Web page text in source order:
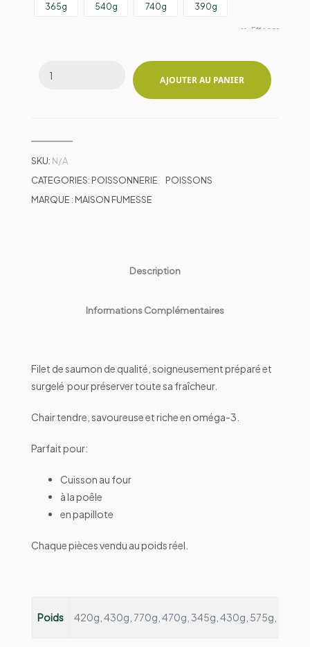
365g 540g 740g 390g
Effacer
AJOUTER AU PANIER
SKU: N/A
CATEGORIES: POISSONNERIE,
POISSONS
MARQUE : MAISON FUMESSE
Description
Informations Complémentaires
Filet de saumon de qualité, soigneusement préparé et
surgelé pour préserver toute sa fraîcheur.
Chair tendre, savoureuse et riche en oméga-3.
Parfait pour:
Cuisson au four
à la poêle
en papillote
Chaque pièces vendu au poids réel.
Poids 420g, 430g, 770g, 470g, 345g, 430g, 575g,